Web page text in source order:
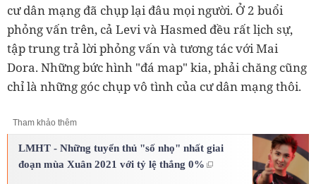
cư dân mạng đã chụp lại đâu mọi người. Ở 2 buổi
phỏng vấn trên, cả Levi và Hasmed đều rất lịch sự,
tập trung trả lời phỏng vấn và tương tác với Mai
Dora. Những bức hình "đá map" kia, phải chăng cũng
chỉ là những góc chụp vô tình của cư dân mạng thôi.
Tham khảo thêm
LMHT - Những tuyển thủ "số nhọ" nhất giai
đoạn mùa Xuân 2021 với tỷ lệ thắng 0%